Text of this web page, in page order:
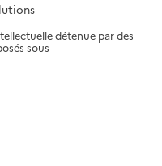
détenue par des
sous